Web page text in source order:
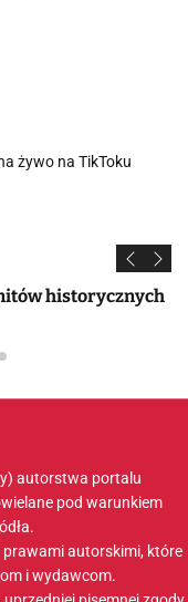
żywo na TikToku
historycznych
autorstwa portalu
pod warunkiem
prawami autorskimi, które
i wydawcom.